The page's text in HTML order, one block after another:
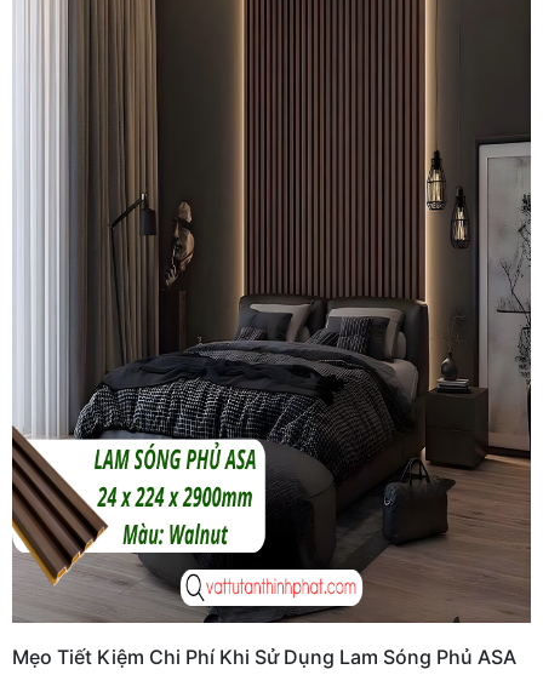
Mẹo Tiết Kiệm Chi Phí Khi Sử Dụng Lam Sóng Phủ ASA